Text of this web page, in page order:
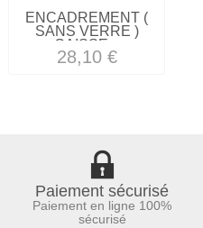
ENCADREMENT (
SANS VERRE )
CAISSE...
28,10 €
Paiement sécurisé
Paiement en ligne 100%
sécurisé